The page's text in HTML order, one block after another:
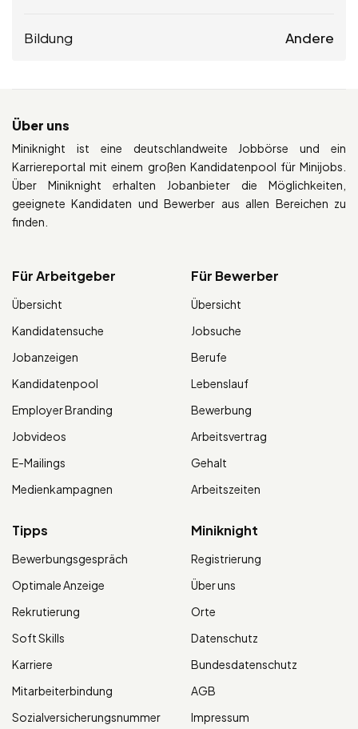
Bildung Andere
Über uns
Miniknight ist eine deutschlandweite Jobbörse und ein
Karriereportal mit einem großen Kandidatenpool für Minijobs.
Über Miniknight erhalten Jobanbieter die Möglichkeiten,
geeignete Kandidaten und Bewerber aus allen Bereichen zu
finden.
Für Arbeitgeber
Übersicht
Kandidatensuche
Jobanzeigen
Kandidatenpool
Employer Branding
Jobvideos
E-Mailings
Medienkampagnen
Für Bewerber
Übersicht
Jobsuche
Berufe
Lebenslauf
Bewerbung
Arbeitsvertrag
Gehalt
Arbeitszeiten
Tipps
Bewerbungsgespräch
Optimale Anzeige
Rekrutierung
Soft Skills
Karriere
Mitarbeiterbindung
Sozialversicherungsnummer
Miniknight
Registrierung
Über uns
Orte
Datenschutz
Bundesdatenschutz
AGB
Impressum